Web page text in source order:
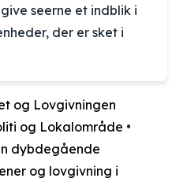
seerne et indblik i
der er sket i
og Lovgivningen
og Lokalområde •
dybdegående
og lovgivning i